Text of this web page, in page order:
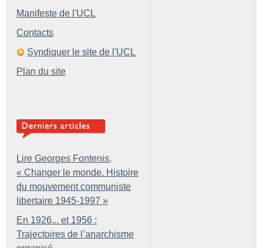
Manifeste de l'UCL
Contacts
Syndiquer le site de l'UCL
Plan du site
Lire Georges Fontenis,
« Changer le monde. Histoire
du mouvement communiste
libertaire 1945-1997 »
En 1926... et 1956 :
Trajectoires de l’anarchisme